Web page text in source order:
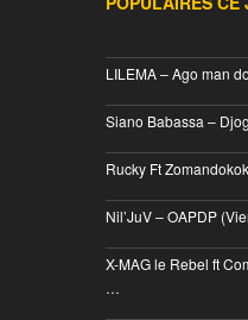
LILEMA – Ago man
Siano Babassa –
Rucky Ft
Nil’JuV – OAPDP
X-MAG le Rebel ft
…